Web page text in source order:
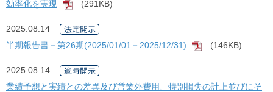
効率化を実現 [PDF]
(291KB)
2025.08.14
半期報告書－第26期(2025/01/01－2025/12/31)
[PDF]
(146KB)
2025.08.14
業績予想と実績との差異及び営業外費用、特別損失の計上並びにそ